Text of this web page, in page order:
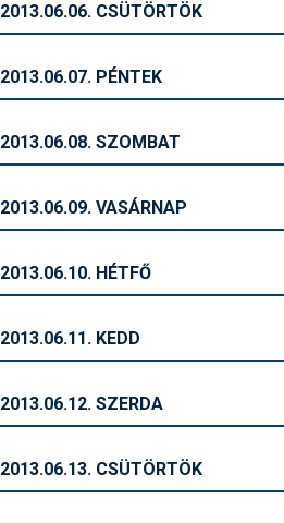
2013.06.06. CSÜTÖRTÖK
2013.06.07. PÉNTEK
2013.06.08. SZOMBAT
2013.06.09. VASÁRNAP
2013.06.10. HÉTFŐ
2013.06.11. KEDD
2013.06.12. SZERDA
2013.06.13. CSÜTÖRTÖK